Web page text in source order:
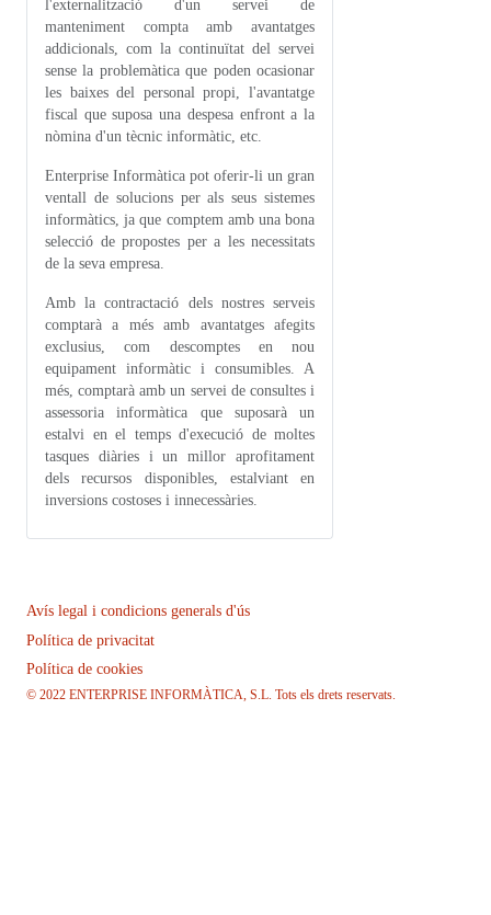
l'externalització d'un servei de
manteniment compta amb avantatges
addicionals, com la continuïtat del servei
sense la problemàtica que poden ocasionar
les baixes del personal propi, l'avantatge
fiscal que suposa una despesa enfront a la
nòmina d'un tècnic informàtic, etc.
Enterprise Informàtica pot oferir-li un gran
ventall de solucions per als seus sistemes
informàtics, ja que comptem amb una bona
selecció de propostes per a les necessitats
de la seva empresa.
Amb la contractació dels nostres serveis
comptarà a més amb avantatges afegits
exclusius, com descomptes en nou
equipament informàtic i consumibles. A
més, comptarà amb un servei de consultes i
assessoria informàtica que suposarà un
estalvi en el temps d'execució de moltes
tasques diàries i un millor aprofitament
dels recursos disponibles, estalviant en
inversions costoses i innecessàries.
Avís legal i condicions generals d'ús
Política de privacitat
Política de cookies
© 2022 ENTERPRISE INFORMÀTICA, S.L. Tots els drets reservats.